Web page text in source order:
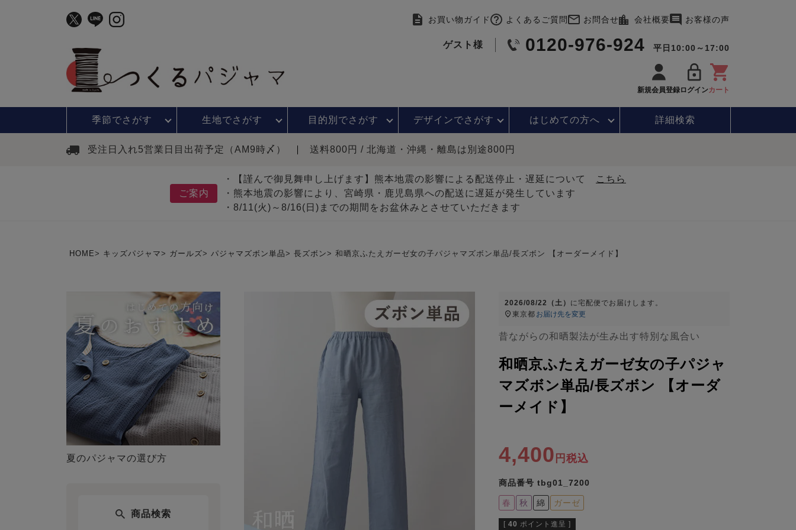
お買い物ガイド よくあるご質問 お問合せ 会社概要 お客様の声
ゲスト様 0120-976-924 平日10:00～17:00
新規会員登録ログインカート
季節でさがす 生地でさがす 目的別でさがす デザインでさがす はじめての方へ 詳細検索
受注日入れ5営業日目出荷予定（AM9時〆） 送料800円 / 北海道・沖縄・離島は別途800円
ご案内
・【謹んで御見舞申し上げます】熊本地震の影響による配送停止・遅延について
こちら
・熊本地震の影響により、宮崎県・鹿児島県への配送に遅延が発生しています
・8/11(火)～8/16(日)までの期間をお盆休みとさせていただきます
HOME キッズパジャマ ガールズ パジャマズボン単品 長ズボン 和晒京ふたえガーゼ女の子パジャマズボン単品/長ズボン 【オーダーメイド】
夏のパジャマの選び方
商品検索
2026/08/22（土） に宅配便 でお届けします。
東京都 お届け先を変更
昔ながらの和晒製法が生み出す特別な風合い
和晒京ふたえガーゼ女の子パジャ
マズボン単品/長ズボン 【オーダ
ーメイド】
4,400 税込
商品番号 tbg01_7200
春 秋 綿 ガーゼ
[ 40 ポイント進呈 ]